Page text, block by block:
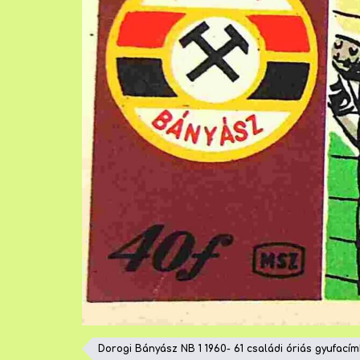
Dorogi Bányász NB 1 1960- 61 családi óriás